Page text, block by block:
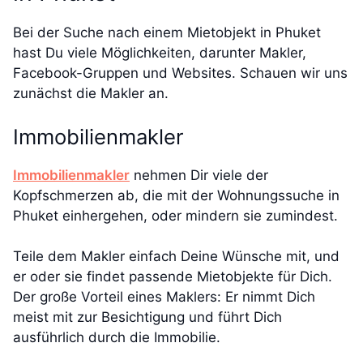
Bei der Suche nach einem Mietobjekt in Phuket
hast Du viele Möglichkeiten, darunter Makler,
Facebook-Gruppen und Websites. Schauen wir uns
zunächst die Makler an.
Immobilienmakler
Immobilienmakler nehmen Dir viele der
Kopfschmerzen ab, die mit der Wohnungssuche in
Phuket einhergehen, oder mindern sie zumindest.
Teile dem Makler einfach Deine Wünsche mit, und
er oder sie findet passende Mietobjekte für Dich.
Der große Vorteil eines Maklers: Er nimmt Dich
meist mit zur Besichtigung und führt Dich
ausführlich durch die Immobilie.